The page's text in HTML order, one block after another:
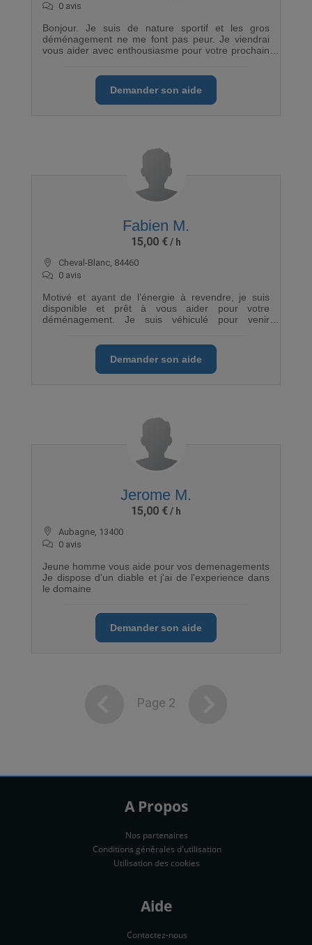
0 avis
Bonjour. Je suis de nature sportif et les gros
déménagement ne me font pas peur. Je viendrai
vous aider avec enthousiasme pour votre prochain
Demander son aide
Fabien M.
15,00 €
Cheval-Blanc, 84460
0 avis
Motivé et ayant de l’énergie à revendre, je suis
disponible et prêt à vous aider pour votre
déménagement. Je suis véhiculé pour venir
Demander son aide
Jerome M.
15,00 €
Aubagne, 13400
0 avis
Jeune homme vous aide pour vos demenagements
Je dispose d'un diable et j'ai de l'experience dans
le domaine
Demander son aide
Page 2
A Propos
Nos partenaires
Conditions générales d'utilisation
Utilisation des cookies
Aide
Contactez-nous